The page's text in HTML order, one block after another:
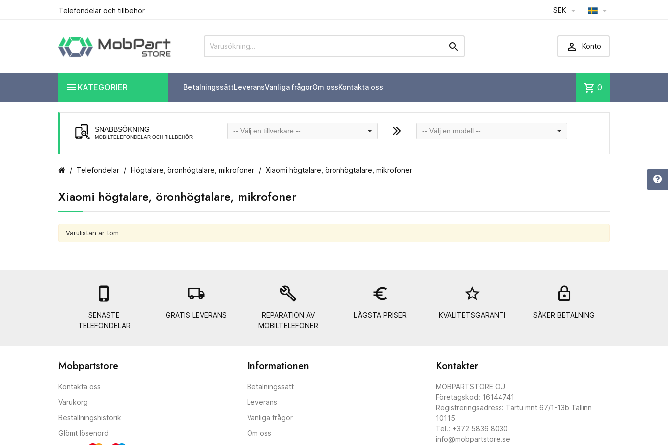
Telefondelar och tillbehör SEK  
  Konto
 KATEGORIER BetalningssättLeveransVanliga frågorOm ossKontakta oss shopping_cart 0
SNABBSÖKNING
MOBILTELEFONDELAR OCH TILLBEHÖR
-- Välj en tillverkare -- -- Välj en modell --
Telefondelar Högtalare, öronhögtalare, mikrofoner Xiaomi högtalare, öronhögtalare, mikrofoner
Xiaomi högtalare, öronhögtalare, mikrofoner
Varulistan är tom

SENASTE
TELEFONDELAR
local_shipping
GRATIS LEVERANS
build
REPARATION AV
MOBILTELEFONER
euro_symbol
LÄGSTA PRISER
star_border
KVALITETSGARANTI SÄKER BETALNING
Mobpartstore
Kontakta oss
Varukorg
Beställningshistorik
Glömt lösenord
Informationen
Betalningssätt
Leverans
Vanliga frågor
Om oss
Kontakter
MOBPARTSTORE OÜ
Företagskod: 16144741
Registreringsadress: Tartu mnt 67/1-13b Tallinn
10115
Tel.: +372 5836 8030
info@mobpartstore.se